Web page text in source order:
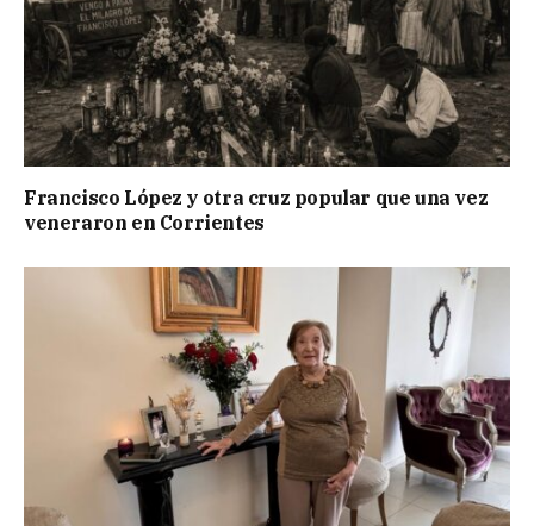
Francisco López y otra cruz popular que una vez
veneraron en Corrientes